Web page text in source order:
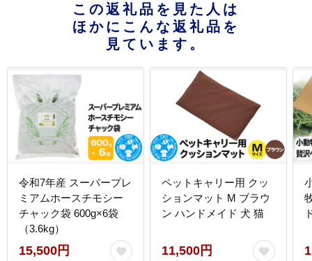
この返礼品を見た人は
ほかにこんな返礼品を
見ています。
令和7年産 スーパープレ
ミアムホースチモシー
チャック袋 600g×6袋
（3.6kg）
15,500円
ペットキャリー用 クッ
ションマット M ブラウ
ン ハンドメイド 犬 猫
11,500円